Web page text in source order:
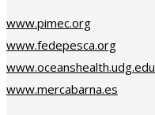
www.pimec.org
www.fedepesca.org
www.oceanshealth.udg.edu
www.mercabarna.es